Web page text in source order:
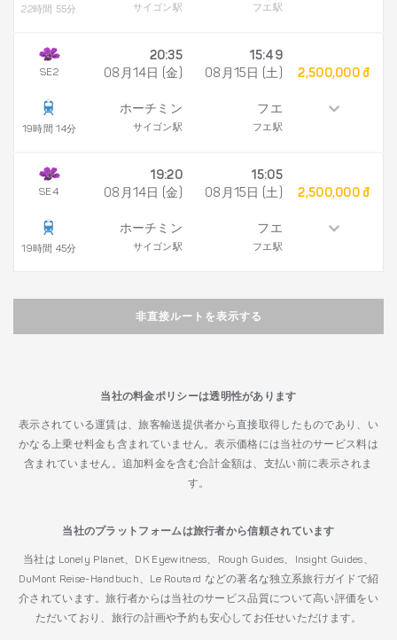
22時間 55分 サイゴン駅 フエ駅
SE2
19時間 14分
20:35
08月14日 (金)
ホーチミン
サイゴン駅
15:49
08月15日 (土)
フエ
フエ駅
2,500,000 đ
SE4
19時間 45分
19:20
08月14日 (金)
ホーチミン
サイゴン駅
15:05
08月15日 (土)
フエ
フエ駅
2,500,000 đ
非直接ルートを表示する
当社の料金ポリシーは透明性があります
表示されている運賃は、旅客輸送提供者から直接取得したものであり、い
かなる上乗せ料金も含まれていません。表示価格には当社のサービス料は
含まれていません。追加料金を含む合計金額は、支払い前に表示されま
す。
当社のプラットフォームは旅行者から信頼されています
当社は Lonely Planet、DK Eyewitness、Rough Guides、Insight Guides、
DuMont Reise-Handbuch、Le Routard などの著名な独立系旅行ガイドで紹
介されています。旅行者からは当社のサービス品質について高い評価をい
ただいており、旅行の計画や予約も安心してお任せいただけます。